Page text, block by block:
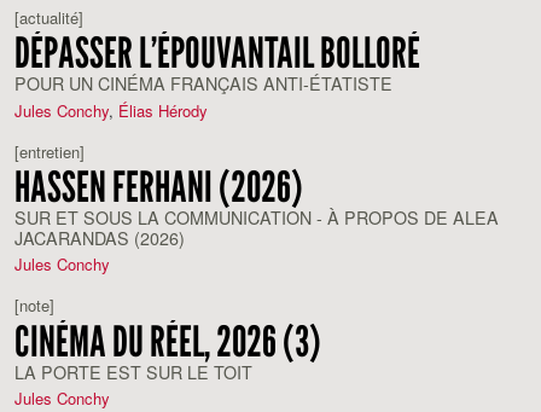
[actualité]
DÉPASSER L’ÉPOUVANTAIL BOLLORÉ
POUR UN CINÉMA FRANÇAIS ANTI-ÉTATISTE
Jules Conchy, Élias Hérody
[entretien]
HASSEN FERHANI (2026)
SUR ET SOUS LA COMMUNICATION - À PROPOS DE ALEA
JACARANDAS (2026)
Jules Conchy
[note]
CINÉMA DU RÉEL, 2026 (3)
LA PORTE EST SUR LE TOIT
Jules Conchy